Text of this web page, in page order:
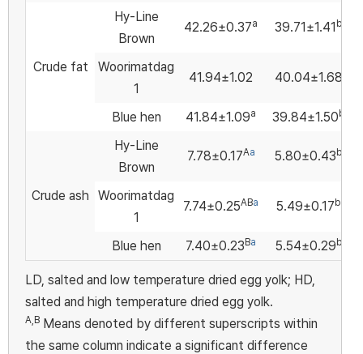
Crude fat
Hy-Line
Brown
42.26±0.37a 39.71±1.41 b
Woorimatdag
1
41.94±1.02 40.04±1.68
Blue hen 41.84±1.09a 39.84±1.50b
Crude ash
Hy-Line
Brown
7.78±0.17Aa 5.80±0.43b
Woorimatdag
1
7.74±0.25ABa 5.49±0.17b
Blue hen 7.40±0.23Ba 5.54±0.29b
LD, salted and low temperature dried egg yolk; HD,
salted and high temperature dried egg yolk.
A,B Means denoted by different superscripts within
the same column indicate a significant difference